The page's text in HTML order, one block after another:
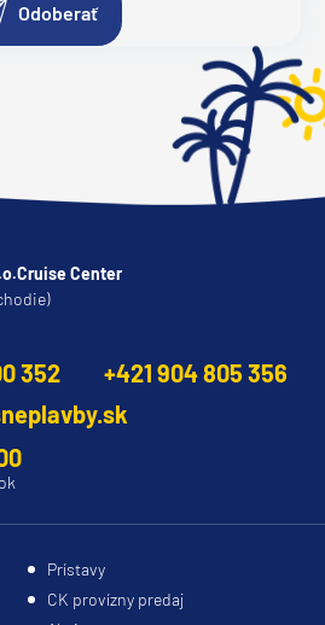
Odoberať
Center
352
+421 904 805 356
Prístavy
CK provízny predaj